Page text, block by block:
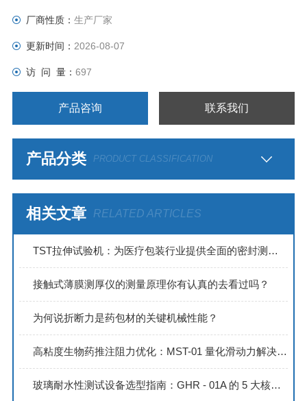
厂商性质： 生产厂家
更新时间： 2026-08-07
访 问 量： 697
产品咨询 联系我们
产品分类 PRODUCT CLASSIFICATION
相关文章 RELATED ARTICLES
TST拉伸试验机：为医疗包装行业提供全面的密封测试解决方案
接触式薄膜测厚仪的测量原理你有认真的去看过吗？
为何说折断力是药包材的关键机械性能？
高粘度生物药推注阻力优化：MST-01 量化滑动力解决方案
玻璃耐水性测试设备选型指南：GHR - 01A 的 5 大核心优势解析